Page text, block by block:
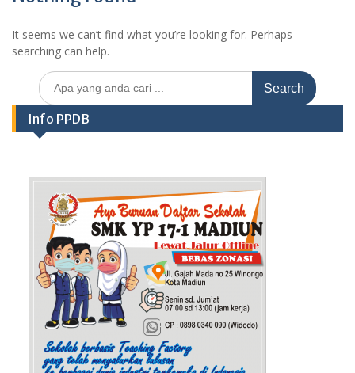
It seems we can’t find what you’re looking for. Perhaps
searching can help.
Search
for:
Info PPDB